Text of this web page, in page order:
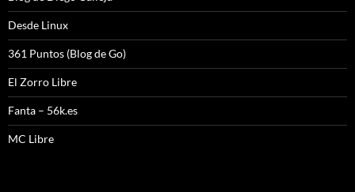
Desde Linux
361 Puntos (Blog de Go)
El Zorro Libre
Fanta – 56k.es
MC Libre